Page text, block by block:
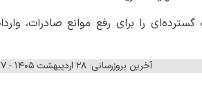
را برای رفع موانع صادرات،
آخرین بروزرسانی: ۲۸ اردیبهشت ۱۴۰۵ - ۰۸:۰۷